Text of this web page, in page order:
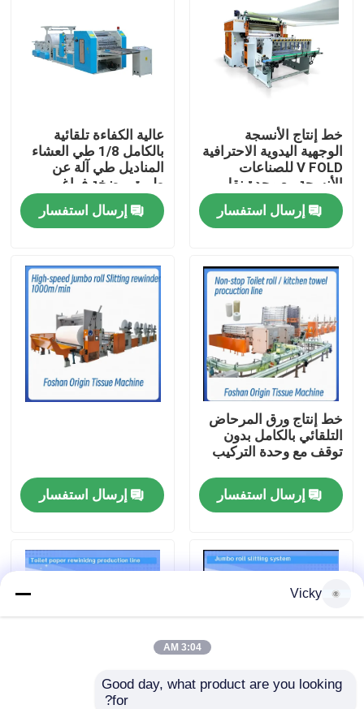
المنتجات
حولنا
جولة في المصنع
مراقبة الجودة
اتصل بنا
أخبار
اطلب اقتباس
خط إنتاج الأنسجة
الوجهية اليدوية الاحترافية
V FOLD للصناعات
الأنسجة مع وحدة نقل
تلقائي
إرسال استفسار
عالية الكفاءة تلقائية
بالكامل 1/8 طي العشاء
المناديل طي آلة عن
طريق مضخة فراغ
إرسال استفسار
خط إنتاج ورق المرحاض
التلقائي بالكامل بدون
توقف مع وحدة التركيب
إرسال استفسار إرسال استفسار
3000mm حجم المرحاض
Vicky
3:04 AM
Good day, what product are you looking
for?